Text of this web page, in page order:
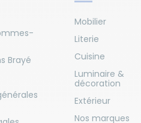
Brayé
Mobilier
Literie
Cuisine
Luminaire &
décoration
Extérieur
Nos marques